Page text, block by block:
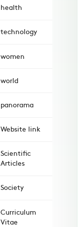
health
technology
women
world
panorama
Website link
Scientific
Articles
Society
Curriculum
Vitae